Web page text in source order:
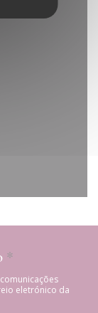
*
eletrónico da